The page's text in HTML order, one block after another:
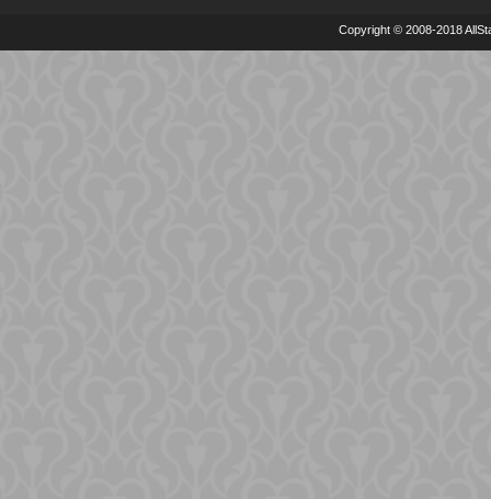
Copyright © 2008-2018